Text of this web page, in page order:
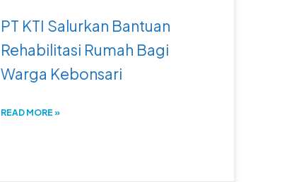
PT KTI Salurkan Bantuan
Rehabilitasi Rumah Bagi
Warga Kebonsari
READ MORE »